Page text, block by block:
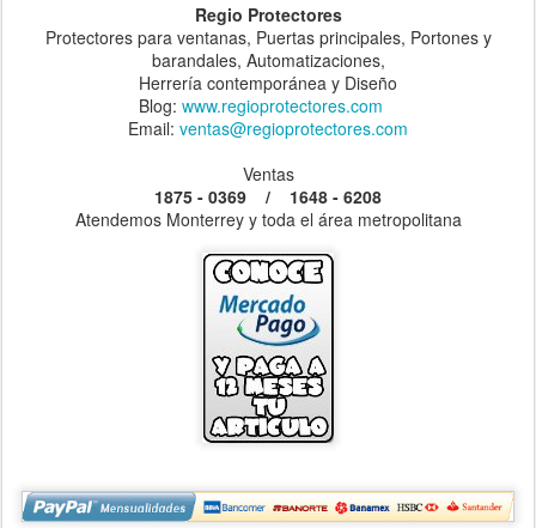
Regio Protectores
Protectores para ventanas, Puertas principales, Portones y
barandales, Automatizaciones,
Herrería contemporánea y Diseño
Blog: www.regioprotectores.com
Email: ventas@regioprotectores.com
Ventas
1875 - 0369 / 1648 - 6208
Atendemos Monterrey y toda el área metropolitana